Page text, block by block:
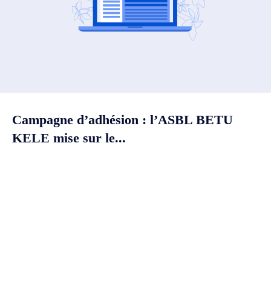
Campagne d’adhésion : l’ASBL BETU
KELE mise sur le...